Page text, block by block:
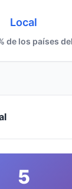
Local
de los países
5